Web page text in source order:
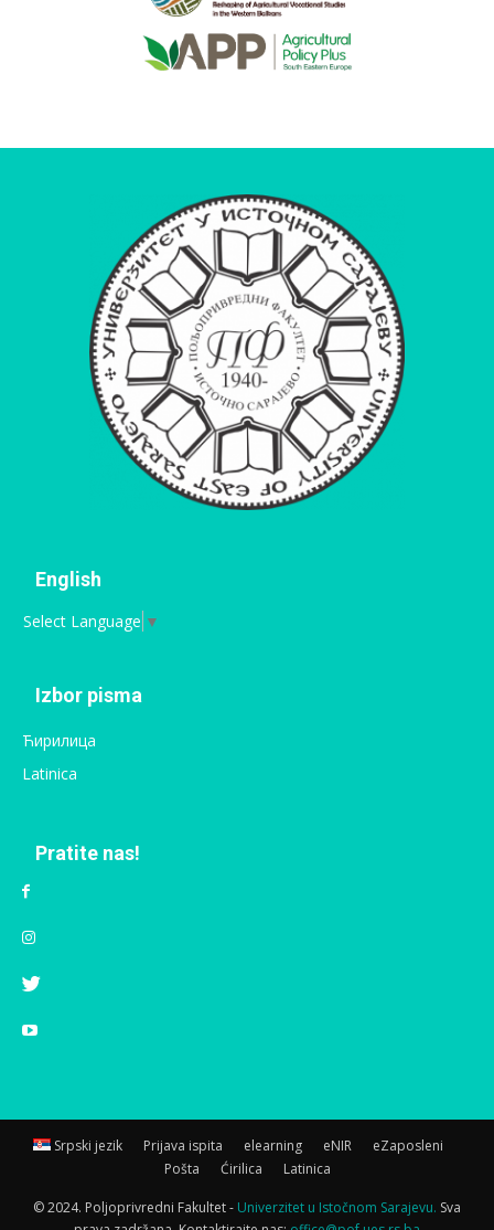
English
Select Language ▼
Izbor pisma
Ћирилица
Latinica
Pratite nas!
Srpski jezik Prijava ispita elearning eNIR
eZaposleni
Pošta
Ćirilica Latinica
© 2024. Poljoprivredni Fakultet - Univerzitet u Istočnom Sarajevu. Sva